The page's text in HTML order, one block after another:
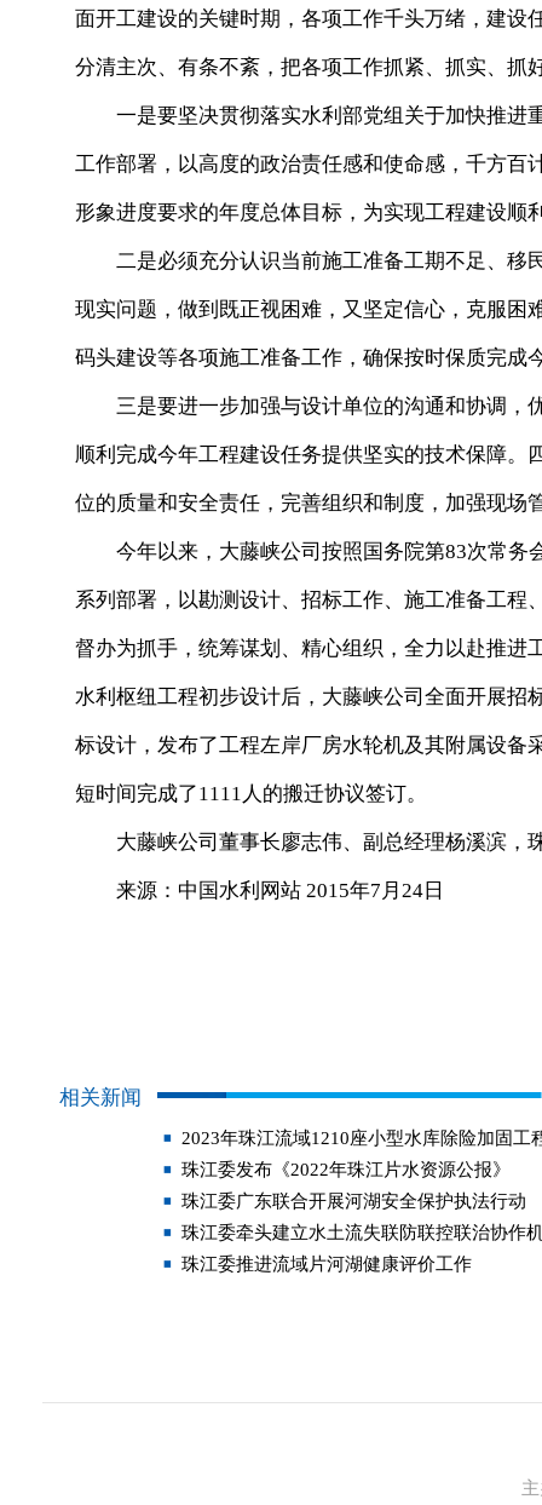
面开工建设的关键时期，各项工作千头万绪，建
分清主次、有条不紊，把各项工作抓紧、抓实、抓
一是要坚决贯彻落实水利部党组关于加快推进
工作部署，以高度的政治责任感和使命感，千方百
形象进度要求的年度总体目标，为实现工程建设顺
二是必须充分认识当前施工准备工期不足、移
现实问题，做到既正视困难，又坚定信心，克服
码头建设等各项施工准备工作，确保按时保质完成
三是要进一步加强与设计单位的沟通和协调，
顺利完成今年工程建设任务提供坚实的技术保障
位的质量和安全责任，完善组织和制度，加强现场
今年以来，大藤峡公司按照国务院第83次常务
系列部署，以勘测设计、招标工作、施工准备工
督办为抓手，统筹谋划、精心组织，全力以赴推进
水利枢纽工程初步设计后，大藤峡公司全面开展招
标设计，发布了工程左岸厂房水轮机及其附属设
短时间完成了1111人的搬迁协议签订。
大藤峡公司董事长廖志伟、副总经理杨溪滨，
来源：中国水利网站 2015年7月24日
相关新闻
2023年珠江流域1210座小型水库除险加固工
珠江委发布《2022年珠江片水资源公报》
珠江委广东联合开展河湖安全保护执法行动
珠江委牵头建立水土流失联防联控联治协作
珠江委推进流域片河湖健康评价工作